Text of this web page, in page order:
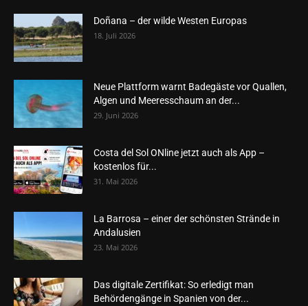
Doñana – der wilde Westen Europas
18. Juli 2026
Neue Plattform warnt Badegäste vor Quallen,
Algen und Meeresschaum an der...
29. Juni 2026
Costa del Sol ONline jetzt auch als App –
kostenlos für...
31. Mai 2026
La Barrosa – einer der schönsten Strände in
Andalusien
23. Mai 2026
Das digitale Zertifikat: So erledigt man
Behördengänge in Spanien von der...